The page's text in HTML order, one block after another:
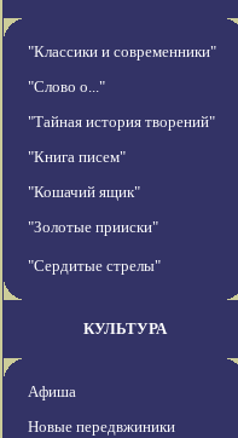
"Классики и современники"
"Слово о..."
"Тайная история творений"
"Книга писем"
"Кошачий ящик"
"Золотые прииски"
"Сердитые стрелы"
КУЛЬТУРА
Афиша
Новые передвжиники